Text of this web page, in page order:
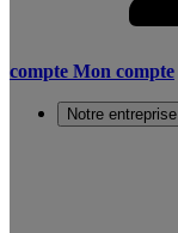
compte Mon compte
Notre entreprise